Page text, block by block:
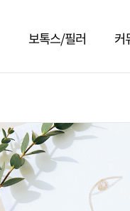
보톡스/필러 커